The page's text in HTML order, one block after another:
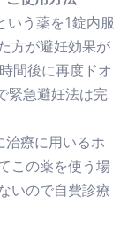
いう薬を1錠内服
方が避妊効果が
間後に再度ドオ
緊急避妊法は完
治療に用いるホ
この薬を使う場
いので自費診療